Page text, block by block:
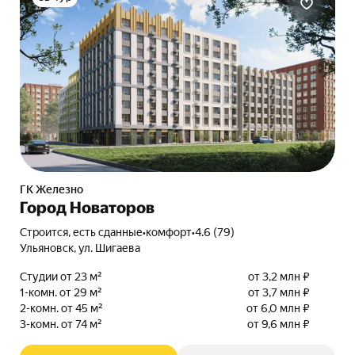
ГК Железно
Город Новаторов
Строится, есть сданные•комфорт•4.6 (79)
Ульяновск, ул. Шигаева
Студии от 23 м²
от 3,2 млн ₽
1-комн. от 29 м²
от 3,7 млн ₽
2-комн. от 45 м²
от 6,0 млн ₽
3-комн. от 74 м²
от 9,6 млн ₽